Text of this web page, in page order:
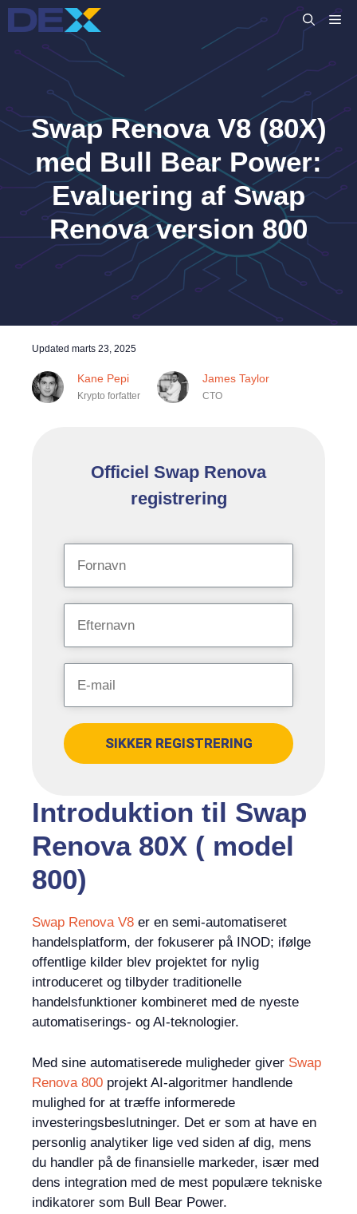
Hop
til
indhold
Swap Renova V8 (80X)
med Bull Bear Power:
Evaluering af Swap
Renova version 800
Updated marts 23, 2025
Kane Pepi
Krypto forfatter
James Taylor
CTO
Introduktion til Swap
Renova 80X ( model
800)
Swap Renova V8 er en semi-automatiseret
handelsplatform, der fokuserer på INOD; ifølge
offentlige kilder blev projektet for nylig
introduceret og tilbyder traditionelle
handelsfunktioner kombineret med de nyeste
automatiserings- og AI-teknologier.
Med sine automatiserede muligheder giver Swap
Renova 800 projekt AI-algoritmer handlende
mulighed for at træffe informerede
investeringsbeslutninger. Det er som at have en
personlig analytiker lige ved siden af ​​dig, mens
du handler på de finansielle markeder, især med
dens integration med de mest populære tekniske
indikatorer som Bull Bear Power.
Officiel Swap Renova
registrering
SIKKER REGISTRERING